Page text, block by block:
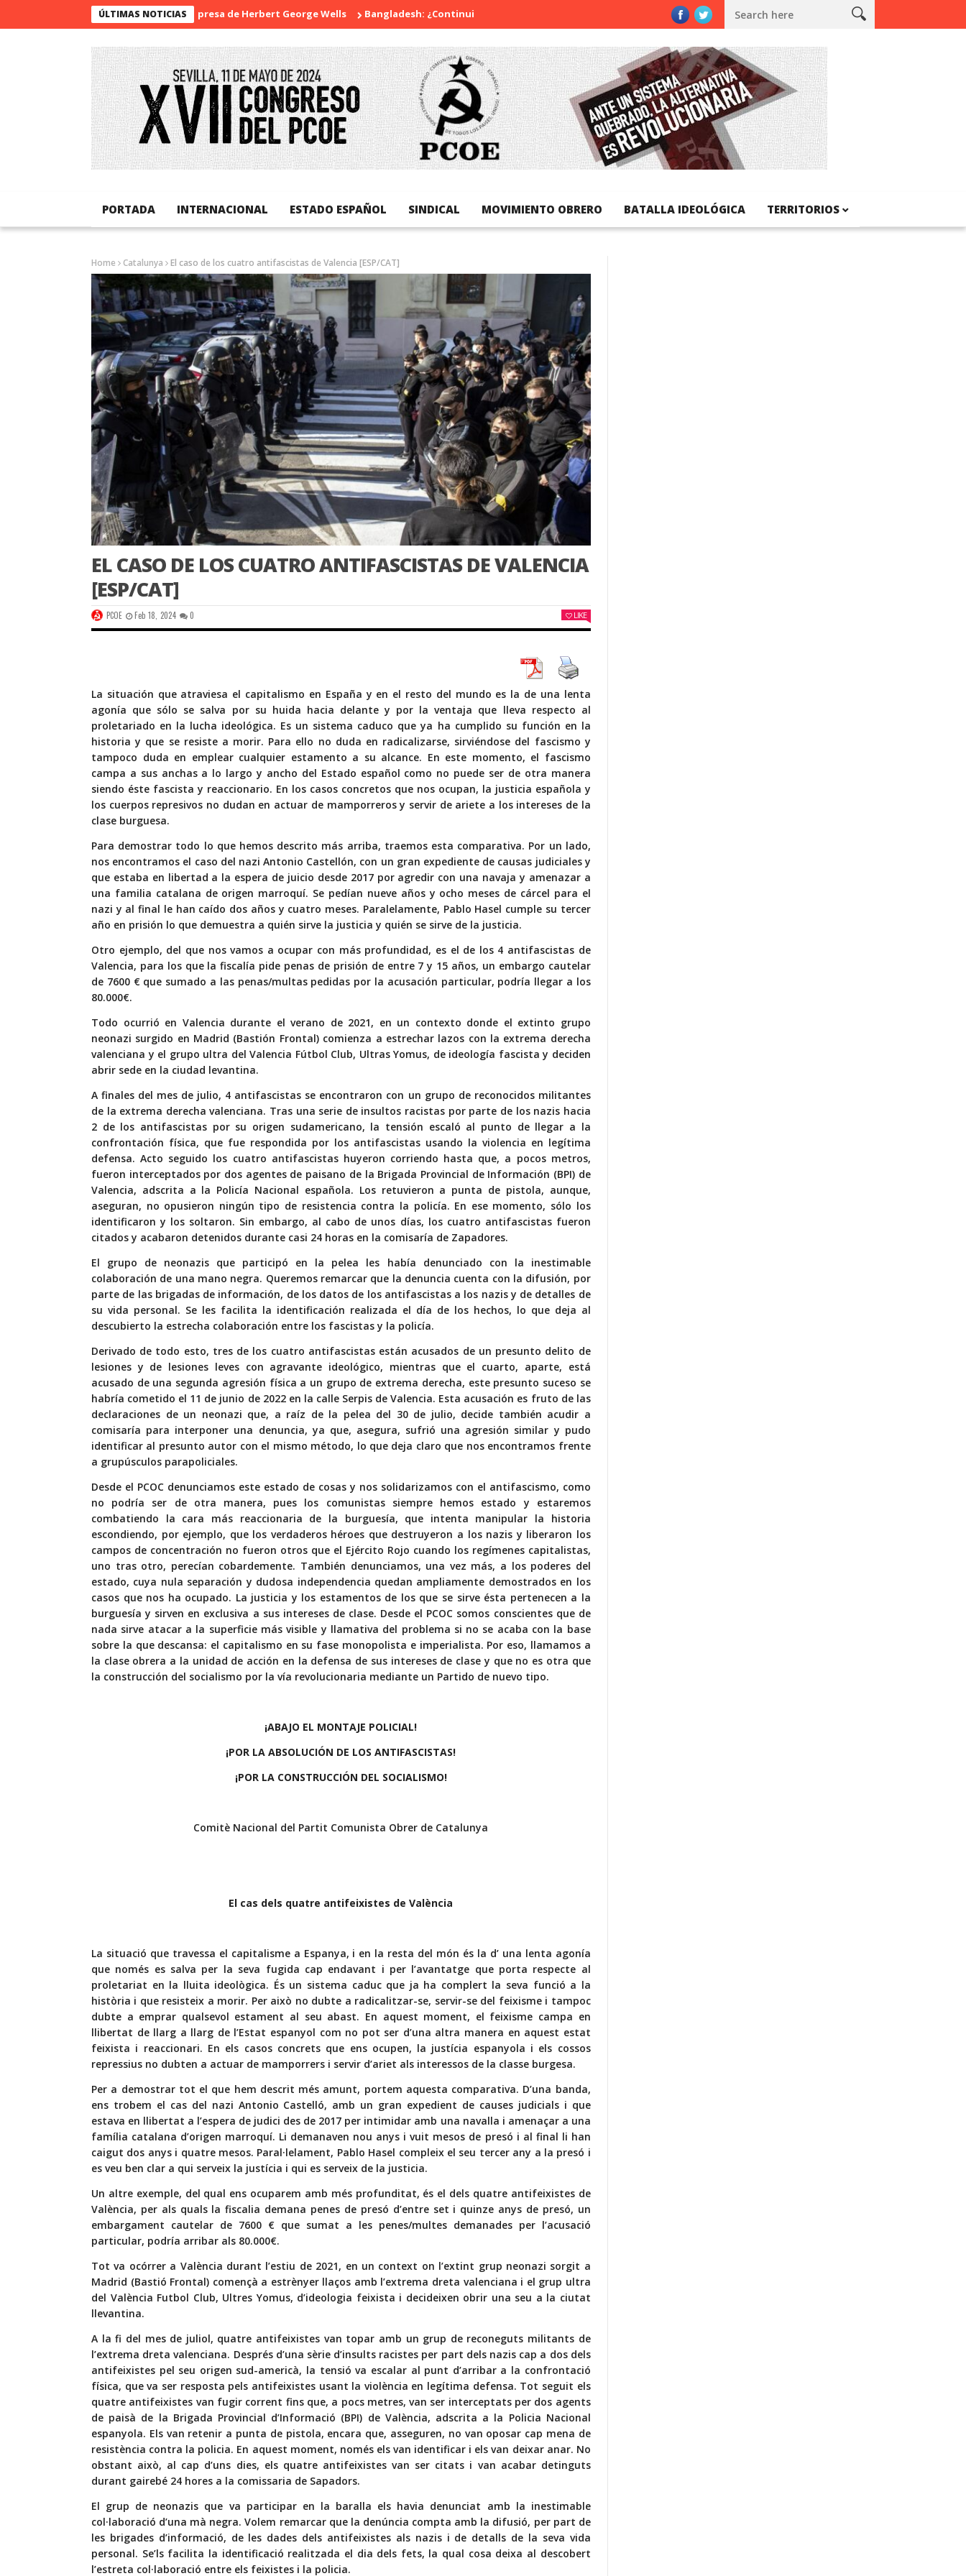
ÚLTIMAS NOTICIAS
La sorpresa de Herbert George Wells Bangladesh: ¿Continuidad o revolución? Diada Nacional de Catalunya
PORTADA INTERNACIONAL ESTADO ESPAÑOL SINDICAL MOVIMIENTO OBRERO BATALLA IDEOLÓGICA TERRITORIOS
Home Catalunya El caso de los cuatro antifascistas de Valencia [ESP/CAT]
EL CASO DE LOS CUATRO ANTIFASCISTAS DE VALENCIA
[ESP/CAT]
PCOE Feb 18, 2024 0 LIKE
La situación que atraviesa el capitalismo en España y en el resto del mundo es la de una lenta
agonía que sólo se salva por su huida hacia delante y por la ventaja que lleva respecto al
proletariado en la lucha ideológica. Es un sistema caduco que ya ha cumplido su función en la
historia y que se resiste a morir. Para ello no duda en radicalizarse, sirviéndose del fascismo y
tampoco duda en emplear cualquier estamento a su alcance. En este momento, el fascismo
campa a sus anchas a lo largo y ancho del Estado español como no puede ser de otra manera
siendo éste fascista y reaccionario. En los casos concretos que nos ocupan, la justicia española y
los cuerpos represivos no dudan en actuar de mamporreros y servir de ariete a los intereses de la
clase burguesa.
Para demostrar todo lo que hemos descrito más arriba, traemos esta comparativa. Por un lado,
nos encontramos el caso del nazi Antonio Castellón, con un gran expediente de causas judiciales y
que estaba en libertad a la espera de juicio desde 2017 por agredir con una navaja y amenazar a
una familia catalana de origen marroquí. Se pedían nueve años y ocho meses de cárcel para el
nazi y al final le han caído dos años y cuatro meses. Paralelamente, Pablo Hasel cumple su tercer
año en prisión lo que demuestra a quién sirve la justicia y quién se sirve de la justicia.
Otro ejemplo, del que nos vamos a ocupar con más profundidad, es el de los 4 antifascistas de
Valencia, para los que la fiscalía pide penas de prisión de entre 7 y 15 años, un embargo cautelar
de 7600 € que sumado a las penas/multas pedidas por la acusación particular, podría llegar a los
80.000€.
Todo ocurrió en Valencia durante el verano de 2021, en un contexto donde el extinto grupo
neonazi surgido en Madrid (Bastión Frontal) comienza a estrechar lazos con la extrema derecha
valenciana y el grupo ultra del Valencia Fútbol Club, Ultras Yomus, de ideología fascista y deciden
abrir sede en la ciudad levantina.
A finales del mes de julio, 4 antifascistas se encontraron con un grupo de reconocidos militantes
de la extrema derecha valenciana. Tras una serie de insultos racistas por parte de los nazis hacia
2 de los antifascistas por su origen sudamericano, la tensión escaló al punto de llegar a la
confrontación física, que fue respondida por los antifascistas usando la violencia en legítima
defensa. Acto seguido los cuatro antifascistas huyeron corriendo hasta que, a pocos metros,
fueron interceptados por dos agentes de paisano de la Brigada Provincial de Información (BPI) de
Valencia, adscrita a la Policía Nacional española. Los retuvieron a punta de pistola, aunque,
aseguran, no opusieron ningún tipo de resistencia contra la policía. En ese momento, sólo los
identificaron y los soltaron. Sin embargo, al cabo de unos días, los cuatro antifascistas fueron
citados y acabaron detenidos durante casi 24 horas en la comisaría de Zapadores.
El grupo de neonazis que participó en la pelea les había denunciado con la inestimable
colaboración de una mano negra. Queremos remarcar que la denuncia cuenta con la difusión, por
parte de las brigadas de información, de los datos de los antifascistas a los nazis y de detalles de
su vida personal. Se les facilita la identificación realizada el día de los hechos, lo que deja al
descubierto la estrecha colaboración entre los fascistas y la policía.
Derivado de todo esto, tres de los cuatro antifascistas están acusados ​​de un presunto delito de
lesiones y de lesiones leves con agravante ideológico, mientras que el cuarto, aparte, está
acusado de una segunda agresión física a un grupo de extrema derecha, este presunto suceso se
habría cometido el 11 de junio de 2022 en la calle Serpis de Valencia. Esta acusación es fruto de las
declaraciones de un neonazi que, a raíz de la pelea del 30 de julio, decide también acudir a
comisaría para interponer una denuncia, ya que, asegura, sufrió una agresión similar y pudo
identificar al presunto autor con el mismo método, lo que deja claro que nos encontramos frente
a grupúsculos parapoliciales.
Desde el PCOC denunciamos este estado de cosas y nos solidarizamos con el antifascismo, como
no podría ser de otra manera, pues los comunistas siempre hemos estado y estaremos
combatiendo la cara más reaccionaria de la burguesía, que intenta manipular la historia
escondiendo, por ejemplo, que los verdaderos héroes que destruyeron a los nazis y liberaron los
campos de concentración no fueron otros que el Ejército Rojo cuando los regímenes capitalistas,
uno tras otro, perecían cobardemente. También denunciamos, una vez más, a los poderes del
estado, cuya nula separación y dudosa independencia quedan ampliamente demostrados en los
casos que nos ha ocupado. La justicia y los estamentos de los que se sirve ésta pertenecen a la
burguesía y sirven en exclusiva a sus intereses de clase. Desde el PCOC somos conscientes que de
nada sirve atacar a la superficie más visible y llamativa del problema si no se acaba con la base
sobre la que descansa: el capitalismo en su fase monopolista e imperialista. Por eso, llamamos a
la clase obrera a la unidad de acción en la defensa de sus intereses de clase y que no es otra que
la construcción del socialismo por la vía revolucionaria mediante un Partido de nuevo tipo.
¡ABAJO EL MONTAJE POLICIAL!
¡POR LA ABSOLUCIÓN DE LOS ANTIFASCISTAS!
¡POR LA CONSTRUCCIÓN DEL SOCIALISMO!
Comitè Nacional del Partit Comunista Obrer de Catalunya
El cas dels quatre antifeixistes de València
La situació que travessa el capitalisme a Espanya, i en la resta del món és la d’ una lenta agonía
que només es salva per la seva fugida cap endavant i per l’avantatge que porta respecte al
proletariat en la lluita ideològica. És un sistema caduc que ja ha complert la seva funció a la
història i que resisteix a morir. Per això no dubte a radicalitzar-se, servir-se del feixisme i tampoc
dubte a emprar qualsevol estament al seu abast. En aquest moment, el feixisme campa en
llibertat de llarg a llarg de l’Estat espanyol com no pot ser d’una altra manera en aquest estat
feixista i reaccionari. En els casos concrets que ens ocupen, la justícia espanyola i els cossos
repressius no dubten a actuar de mamporrers i servir d’ariet als interessos de la classe burgesa.
Per a demostrar tot el que hem descrit més amunt, portem aquesta comparativa. D’una banda,
ens trobem el cas del nazi Antonio Castelló, amb un gran expedient de causes judicials i que
estava en llibertat a l’espera de judici des de 2017 per intimidar amb una navalla i amenaçar a una
família catalana d’origen marroquí. Li demanaven nou anys i vuit mesos de presó i al final li han
caigut dos anys i quatre mesos. Paral·lelament, Pablo Hasel compleix el seu tercer any a la presó i
es veu ben clar a qui serveix la justícia i qui es serveix de la justicia.
Un altre exemple, del qual ens ocuparem amb més profunditat, és el dels quatre antifeixistes de
València, per als quals la fiscalia demana penes de presó d’entre set i quinze anys de presó, un
embargament cautelar de 7600 € que sumat a les penes/multes demanades per l’acusació
particular, podría arribar als 80.000€.
Tot va ocórrer a València durant l’estiu de 2021, en un context on l’extint grup neonazi sorgit a
Madrid (Bastió Frontal) començà a estrènyer llaços amb l’extrema dreta valenciana i el grup ultra
del València Futbol Club, Ultres Yomus, d’ideologia feixista i decideixen obrir una seu a la ciutat
llevantina.
A la fi del mes de juliol, quatre antifeixistes van topar amb un grup de reconeguts militants de
l’extrema dreta valenciana. Després d’una sèrie d’insults racistes per part dels nazis cap a dos dels
antifeixistes pel seu origen sud-americà, la tensió va escalar al punt d’arribar a la confrontació
física, que va ser resposta pels antifeixistes usant la violència en legítima defensa. Tot seguit els
quatre antifeixistes van fugir corrent fins que, a pocs metres, van ser interceptats per dos agents
de paisà de la Brigada Provincial d’Informació (BPI) de València, adscrita a la Policia Nacional
espanyola. Els van retenir a punta de pistola, encara que, asseguren, no van oposar cap mena de
resistència contra la policia. En aquest moment, només els van identificar i els van deixar anar. No
obstant això, al cap d’uns dies, els quatre antifeixistes van ser citats i van acabar detinguts
durant gairebé 24 hores a la comissaria de Sapadors.
El grup de neonazis que va participar en la baralla els havia denunciat amb la inestimable
col·laboració d’una mà negra. Volem remarcar que la denúncia compta amb la difusió, per part de
les brigades d’informació, de les dades dels antifeixistes als nazis i de detalls de la seva vida
personal. Se’ls facilita la identificació realitzada el dia dels fets, la qual cosa deixa al descobert
l’estreta col·laboració entre els feixistes i la policia.